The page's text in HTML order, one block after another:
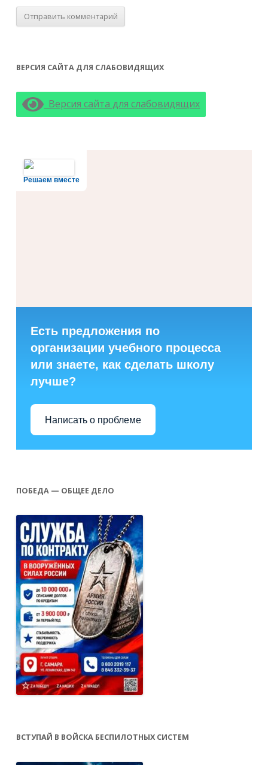
ВЕРСИЯ САЙТА ДЛЯ СЛАБОВИДЯЩИХ
Версия сайта для слабовидящих
Решаем вместе
Есть предложения по
организации учебного процесса
или знаете, как сделать школу
лучше?
Написать о проблеме
ПОБЕДА — ОБЩЕЕ ДЕЛО
ВСТУПАЙ В ВОЙСКА БЕСПИЛОТНЫХ СИСТЕМ